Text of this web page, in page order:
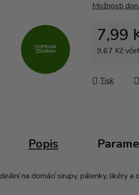
Možnosti
7,99
9,67 Kč
Tisk
DOPRAVA
ZDARMA
Popis
na domácí sirupy, pálenky, likéry a